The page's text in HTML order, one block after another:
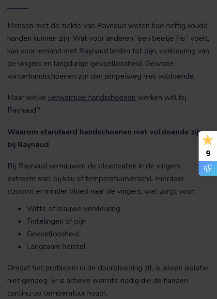
Mensen met de ziekte van Raynaud weten hoe heftig koude
handen kunnen zijn. Wat voor anderen “een beetje fris” voelt,
kan voor iemand met Raynaud leiden tot pijn, verkleuring van
de vingers en langdurige gevoelloosheid. Gewone
winterhandschoenen zijn dan simpelweg niet voldoende.
Maar welke verwarmde handschoenen werken wél bij
Raynaud?
Waarom standaard handschoenen niet voldoende zijn
bij Raynaud
Bij Raynaud vernauwen de bloedvaten in de vingers
extreem snel bij kou of temperatuurverschil. Hierdoor
stroomt er minder bloed naar de vingers, wat zorgt voor:
Witte of blauwe verkleuring
Tintelingen of pijn
Gevoelloosheid
Langzaam herstel
Omdat het probleem in de doorbloeding zit, is alleen isolatie
niet genoeg. Er is actieve warmte nodig die de handen
continu op temperatuur houdt.
9